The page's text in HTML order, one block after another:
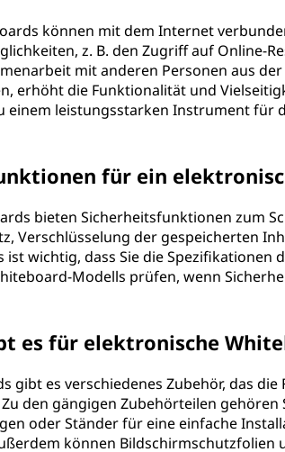
können mit dem Internet
z. B. den Zugriff auf Online-
mit anderen Personen aus
erhöht die Funktionalität und
einem leistungsstarken Instrument für
für ein
bieten Sicherheitsfunktionen zum
Verschlüsselung der gespeicherten
wichtig, dass Sie die Spezifikationen
Modells prüfen, wenn
es für elektronische
gibt es verschiedenes Zubehör, das
den gängigen Zubehörteilen
oder Ständer für eine einfache
können Bildschirmschutzfolien